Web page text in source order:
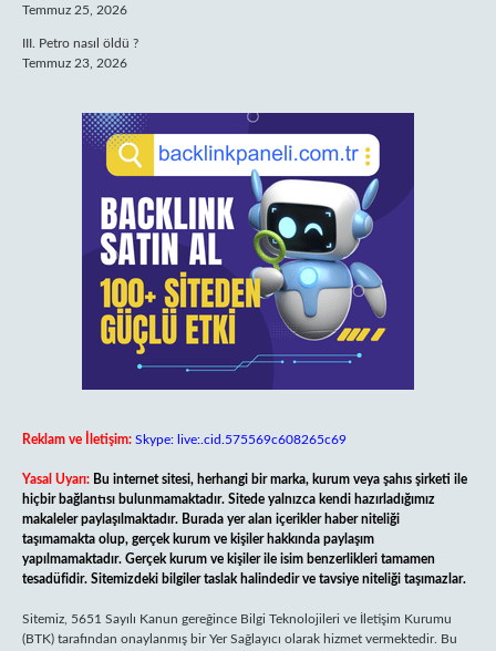
Temmuz 25, 2026
III. Petro nasıl öldü ?
Temmuz 23, 2026
Reklam ve İletişim: Skype: live:.cid.575569c608265c69
Yasal Uyarı: Bu internet sitesi, herhangi bir marka, kurum veya şahıs şirketi ile
hiçbir bağlantısı bulunmamaktadır. Sitede yalnızca kendi hazırladığımız
makaleler paylaşılmaktadır. Burada yer alan içerikler haber niteliği
taşımamakta olup, gerçek kurum ve kişiler hakkında paylaşım
yapılmamaktadır. Gerçek kurum ve kişiler ile isim benzerlikleri tamamen
tesadüfidir. Sitemizdeki bilgiler taslak halindedir ve tavsiye niteliği taşımazlar.
Sitemiz, 5651 Sayılı Kanun gereğince Bilgi Teknolojileri ve İletişim Kurumu
(BTK) tarafından onaylanmış bir Yer Sağlayıcı olarak hizmet vermektedir. Bu